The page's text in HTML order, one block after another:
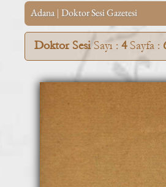
Adana| Doktor Sesi Gazetesi
Doktor SesiSayı : 4Sayfa :